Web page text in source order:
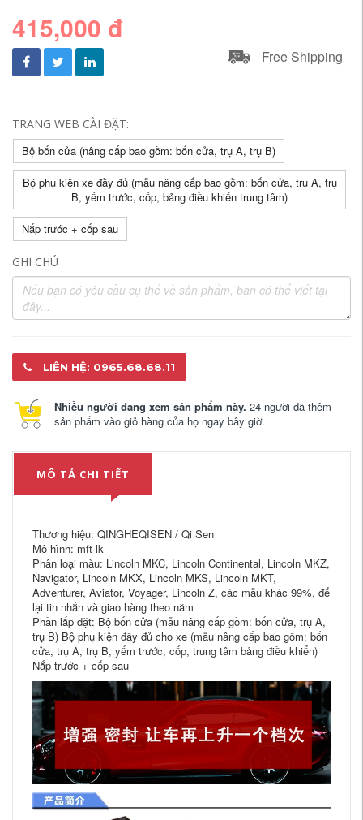
415,000 đ
Free Shipping
TRANG WEB CÀI ĐẶT:
Bộ bốn cửa (nâng cấp bao gồm: bốn cửa, trụ A, trụ B)
Bộ phụ kiện xe đầy đủ (mẫu nâng cấp bao gồm: bốn cửa, trụ A, trụ
B, yếm trước, cốp, bảng điều khiển trung tâm)
Nắp trước + cốp sau
GHI CHÚ
LIÊN HỆ: 0965.68.68.11
Nhiều người đang xem sản phẩm này. 24 người đã thêm
sản phẩm vào giỏ hàng của họ ngay bây giờ.
MÔ TẢ CHI TIẾT
Thương hiệu: QINGHEQISEN / Qi Sen
Mô hình: mft-lk
Phân loại màu: Lincoln MKC, Lincoln Continental, Lincoln MKZ,
Navigator, Lincoln MKX, Lincoln MKS, Lincoln MKT,
Adventurer, Aviator, Voyager, Lincoln Z, các mẫu khác 99%, để
lại tin nhắn và giao hàng theo năm
Phần lắp đặt: Bộ bốn cửa (mẫu nâng cấp gồm: bốn cửa, trụ A,
trụ B) Bộ phụ kiện đầy đủ cho xe (mẫu nâng cấp bao gồm: bốn
cửa, trụ A, trụ B, yếm trước, cốp, trung tâm bảng điều khiển)
Nắp trước + cốp sau